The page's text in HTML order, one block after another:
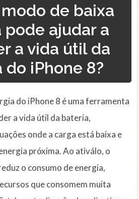
de baixa
pode ajudar a
a vida útil da
do iPhone 8?
do iPhone 8 é uma ferramenta
a vida útil da bateria,
onde a carga está baixa e
próxima. Ao ativálo, o
o consumo de energia,
que consomem muita